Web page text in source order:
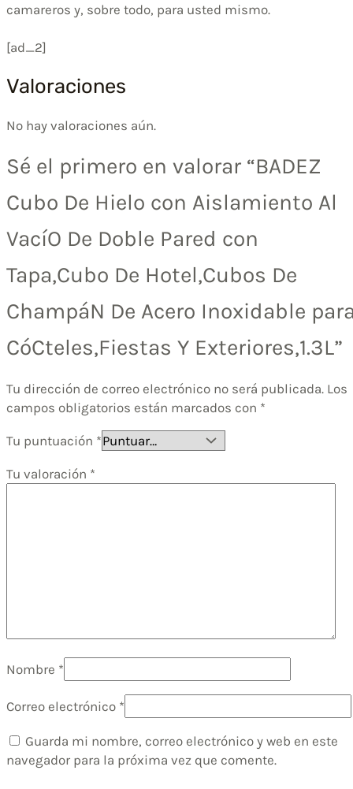
camareros y, sobre todo, para usted mismo.
[ad_2]
Valoraciones
No hay valoraciones aún.
Sé el primero en valorar “BADEZ
Cubo De Hielo con Aislamiento Al
VacíO De Doble Pared con
Tapa,Cubo De Hotel,Cubos De
ChampáN De Acero Inoxidable
CóCteles,Fiestas Y Exteriores,1.3L”
Tu dirección de correo electrónico no será publicada. Los
campos obligatorios están marcados con *
Tu puntuación *
Tu valoración *
Nombre *
Correo electrónico *
Guarda mi nombre, correo electrónico y web en este
navegador para la próxima vez que comente.